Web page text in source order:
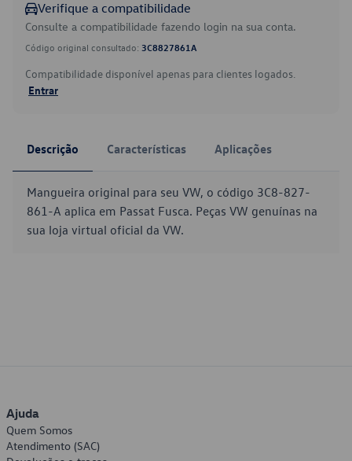
Verifique a compatibilidade
Consulte a compatibilidade fazendo login na sua conta.
Código original consultado: 3C8827861A
Compatibilidade disponível apenas para clientes logados.
Entrar
Descrição Características Aplicações
Mangueira original para seu VW, o código 3C8-827-
861-A aplica em Passat Fusca. Peças VW genuínas na
sua loja virtual oficial da VW.
Ajuda
Quem Somos
Atendimento (SAC)